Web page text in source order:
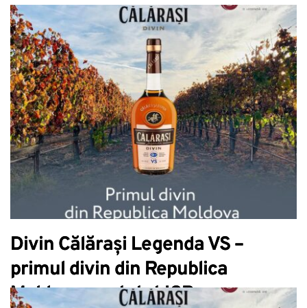
Divin Călărași Legenda VS –
primul divin din Republica
Moldova cu statut IGP